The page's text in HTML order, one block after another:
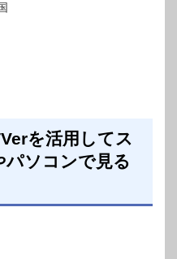
を活用してス
ソコンで見る